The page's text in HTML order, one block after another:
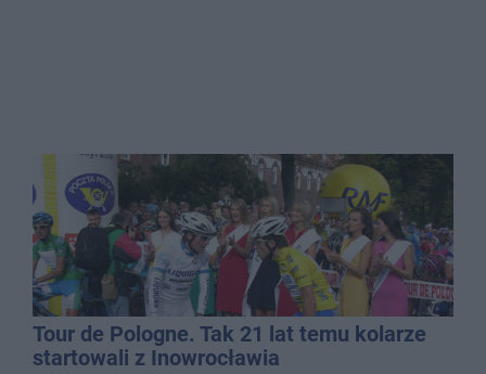
Tour de Pologne. Tak 21 lat temu kolarze
startowali z Inowrocławia